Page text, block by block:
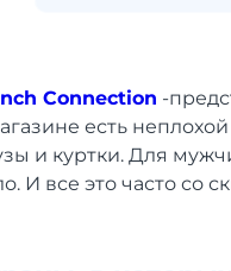
Connection -
есть
и куртки. Для
И все это часто со